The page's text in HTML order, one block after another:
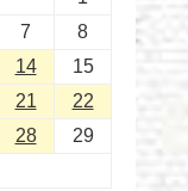
7
8
14
15
21
22
28
29